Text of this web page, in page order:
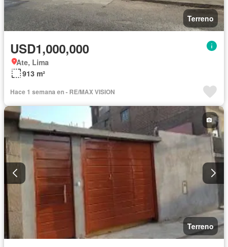
Terreno
USD1,000,000
Ate, Lima
913 m²
Hace 1 semana en - RE/MAX VISION
Terreno